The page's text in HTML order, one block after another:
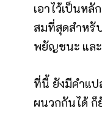
เอาไว้เป็นหลั
สมที่สุดสำหรั
พยัญชนะ แล
ที่นี้ ยังมีคำแป
ผนวกกันได้ ก็